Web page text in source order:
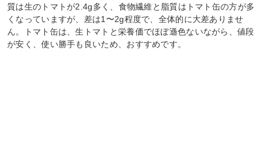
質は生のトマトが2.4g多く、食物繊維と脂質はトマト缶の方が多
くなっていますが、差は1〜2g程度で、全体的に大差ありませ
ん。トマト缶は、生トマトと栄養価でほぼ遜色ないながら、値段
が安く、使い勝手も良いため、おすすめです。